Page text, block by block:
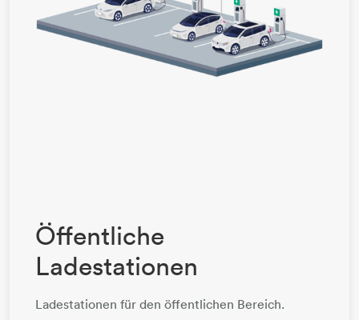
Öffentliche
Ladestationen
Ladestationen für den öffentlichen Bereich.